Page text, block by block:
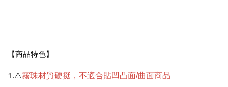
【商品特色】
1.⚠️霧珠材質硬挺，不適合貼凹凸面/曲面商品